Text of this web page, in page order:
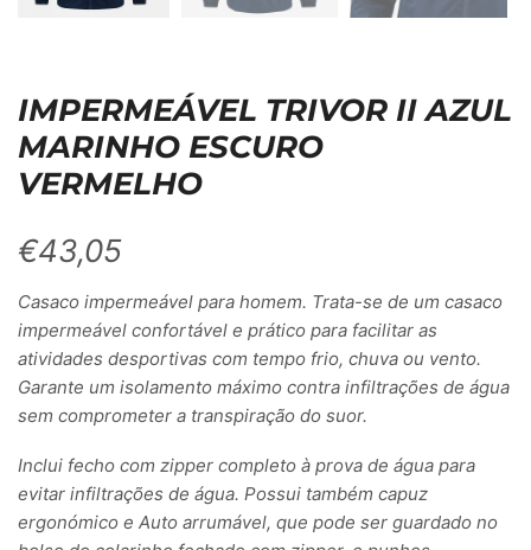
IMPERMEÁVEL TRIVOR II AZUL
MARINHO ESCURO
VERMELHO
€43,05
Casaco impermeável para homem. Trata-se de um casaco
impermeável confortável e prático para facilitar as
atividades desportivas com tempo frio, chuva ou vento.
Garante um isolamento máximo contra infiltrações de água
sem comprometer a transpiração do suor.
Inclui fecho com zipper completo à prova de água para
evitar infiltrações de água. Possui também capuz
ergonómico e Auto arrumável, que pode ser guardado no